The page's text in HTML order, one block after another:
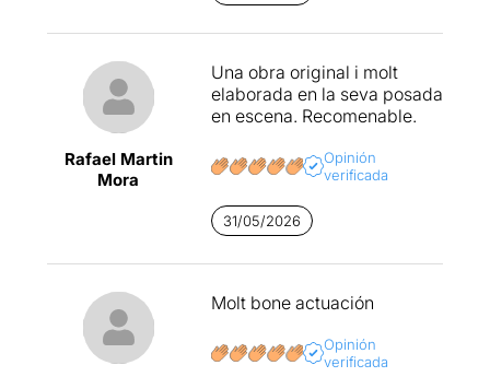
Rafael Martin
Mora
Una obra original i molt
elaborada en la seva posada
en escena. Recomenable.
Opinión
verificada
31/05/2026
Molt bone actuación
Opinión
verificada